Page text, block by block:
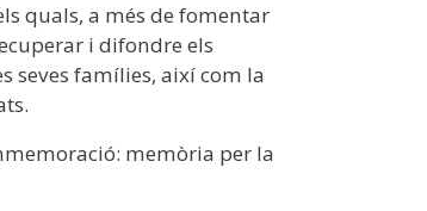
quals, a més de fomentar
i difondre els
seves famílies, així com la
memòria per la